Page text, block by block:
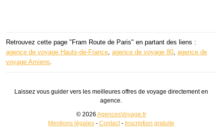
Retrouvez cette page "Fram Route de Paris" en partant des liens :
agence de voyage Hauts-de-France, agence de voyage 80, agence de
voyage Amiens.
Laissez vous guider vers les meilleures offres de voyage directement en
agence.
© 2026 AgencesVoyage.fr
Mentions légales- Contact- Inscription gratuite